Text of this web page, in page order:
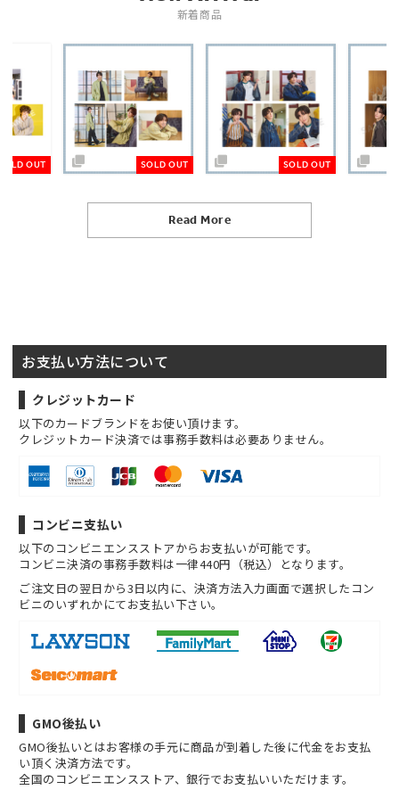
新着商品
OUT SOLD OUT SOLD OUT
Read More
お支払い方法について
クレジットカード
以下のカードブランドをお使い頂けます。
クレジットカード決済では事務手数料は必要ありません。
コンビニ支払い
以下のコンビニエンスストアからお支払いが可能です。
コンビニ決済の事務手数料は一律440円（税込）となります。
ご注文日の翌日から3日以内に、決済方法入力画面で選択したコン
ビニのいずれかにてお支払い下さい。
GMO後払い
GMO後払いとはお客様の手元に商品が到着した後に代金をお支払
い頂く決済方法です。
全国のコンビニエンスストア、銀行でお支払いいただけます。